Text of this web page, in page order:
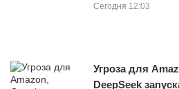
Сегодня 12:03
Угроза для
DeepSeek